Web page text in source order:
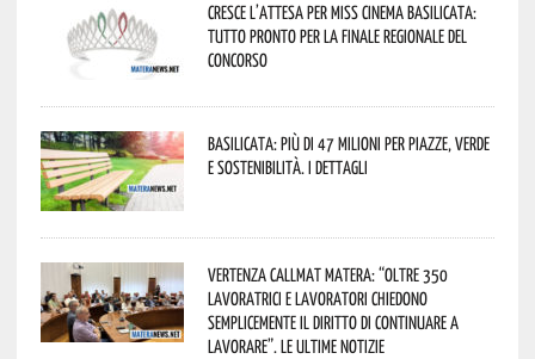
Cresce l’attesa per Miss Cinema Basilicata:
tutto pronto per la finale regionale del
concorso
Basilicata: più di 47 milioni per piazze, verde
e sostenibilità. I dettagli
Vertenza CallMat Matera: “Oltre 350
lavoratrici e lavoratori chiedono
semplicemente il diritto di continuare a
lavorare”. Le ultime notizie